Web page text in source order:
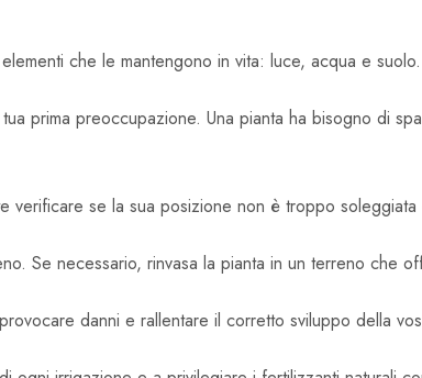
che le mantengono in vita: luce, acqua e suolo.
prima preoccupazione. Una pianta ha bisogno di
verificare se la sua posizione non è troppo
Se necessario, rinvasa la pianta in un terreno che
danni e rallentare il corretto sviluppo della